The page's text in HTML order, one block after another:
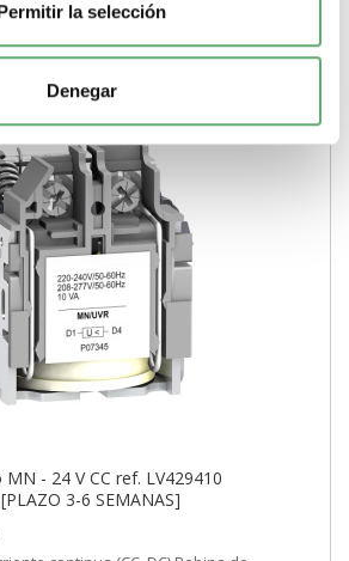
la selección
Denegar
Comprar
- 24 V CC ref. LV429410
3-6 SEMANAS]